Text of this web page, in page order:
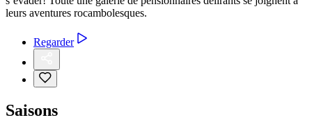
leurs aventures rocambolesques.
Regarder
Saisons